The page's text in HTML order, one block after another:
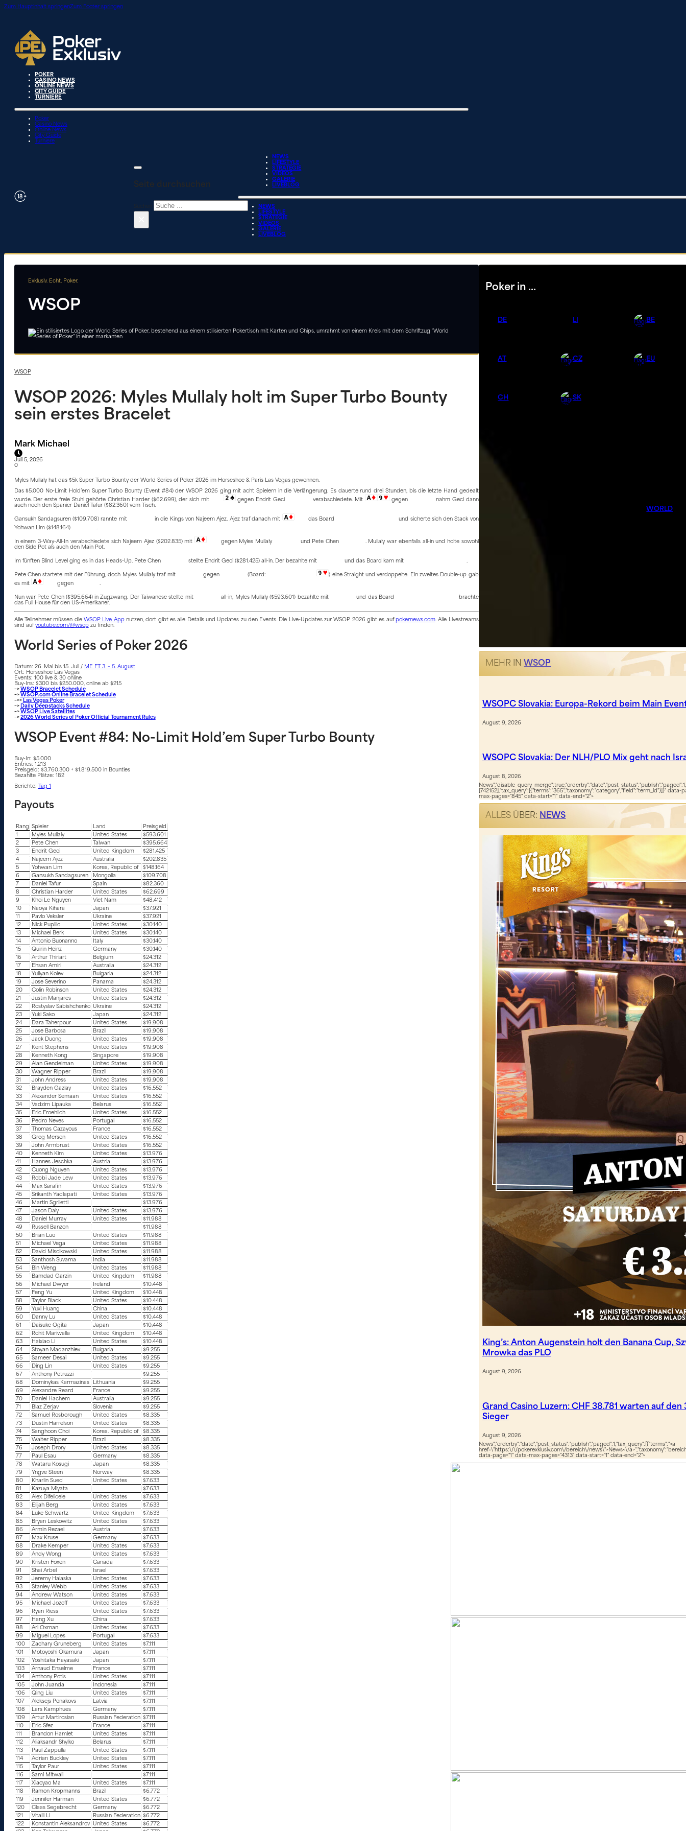
Zum Hauptinhalt springenZum Footer springen
POKER
CASINO NEWS
ONLINE NEWS
CITY GUIDE
TURNIERE
Poker
Casino News
Online News
City Guide
Turniere
Seite durchsuchen
NEWS
LIFESTYLE
STRATEGIE
VIDEOS
GALERIE
LIVEBLOG
NEWS
LIFESTYLE
STRATEGIE
VIDEOS
GALERIE
LIVEBLOG
Exklusiv. Echt. Poker.
WSOP
WSOP
WSOP 2026: Myles Mullaly holt im Super Turbo Bounty
sein erstes Bracelet
Mark Michael
Juli 5, 2026
0
Myles Mullaly hat das $5k Super Turbo Bounty der World Series of Poker 2026 im Horseshoe & Paris Las Vegas gewonnen.
Das $5.000 No-Limit Hold’em Super Turbo Bounty (Event #84) der WSOP 2026 ging mit acht Spielern in die Verlängerung. Es dauerte rund drei Stunden, bis die letzte Hand gedealt
wurde. Der erste freie Stuhl gehörte Christian Harder ($62.699), der sich mit
gegen Endrit Geci verabschiedete. Mit gegen
nahm Geci dann
auch noch den Spanier Daniel Tafur ($82.360) vom Tisch.
Gansukh Sandagsuren ($109.708) rannte mit in die Kings von Najeem Ajez. Ajez traf danach mit das Board
und sicherte sich den Stack von
Yohwan Lim ($148.164)
.
In einem 3-Way-All-In verabschiedete sich Najeem Ajez ($202.835) mit gegen Myles Mullaly und Pete Chen
. Mullaly war ebenfalls all-in und holte sowohl
den Side Pot als auch den Main Pot.
Im fünften Blind Level ging es in das Heads-Up. Pete Chen stellte Endrit Geci ($281.425) all-in. Der bezahlte mit und das Board kam mit .
Pete Chen startete mit der Führung, doch Myles Mullaly traf mit gegen (Board:
) eine Straight und verdoppelte. Ein zweites Double-up gab
es mit
gegen .
Nun war Pete Chen ($395.664) in Zugzwang. Der Taiwanese stellte mit all-in, Myles Mullaly ($593.601) bezahlte mit und das Board
brachte
das Full House für den US-Amerikaner.
Alle Teilnehmer müssen die WSOP Live Appnutzen, dort gibt es alle Details und Updates zu den Events. Die Live-Updates zur WSOP 2026 gibt es aufpokernews.com. Alle Livestreams
sind aufyoutube.com/@wsopzu finden.
World Series of Poker 2026
Datum: 26. Mai bis 15. Juli / ME FT 3. – 5. August
Ort: Horseshoe Las Vegas
Events: 100 live & 30 online
Buy-Ins: $300 bis $250.000, online ab $215
–>WSOP Bracelet Schedule
–>WSOP.com Online Bracelet Schedule
–>> Las Vegas Poker
–> Daily Deepstacks Schedule
–>WSOP Live Satellites
–>2026 World Series of Poker Official Tournament Rules
WSOP Event #84: No-Limit Hold’em Super Turbo Bounty
Buy-In: $5.000
Entries: 1.213
Preisgeld: $3.760.300 + $1.819.500 in Bounties
Bezahlte Plätze: 182
Berichte:
Tag 1
Payouts
Rang Spieler Land
Preisgeld
1
Myles Mullaly United States
$593.601
2
Pete Chen Taiwan
$395.664
3
Endrit Geci United Kingdom
$281.425
4
Najeem Ajez Australia
$202.835
5
Yohwan Lim Korea, Republic of
$148.164
6
Gansukh Sandagsuren Mongolia
$109.708
7
Daniel Tafur Spain
$82.360
8
Christian Harder United States
$62.699
9
Khoi Le Nguyen Viet Nam
$48.412
10
Naoya Kihara Japan
$37.921
11
Pavlo Veksler Ukraine
$37.921
12
Nick Pupillo United States
$30.140
13
Michael Berk United States
$30.140
14
Antonio Buonanno Italy
$30.140
15
Quirin Heinz Germany
$30.140
16
Arthur Thiriart Belgium
$24.312
17
Ehsan Amiri Australia
$24.312
18
Yuliyan Kolev Bulgaria
$24.312
19
Jose Severino Panama
$24.312
20
Colin Robinson United States
$24.312
21
Justin Manjares United States
$24.312
22
Rostyslav Sabishchenko Ukraine
$24.312
23
Yuki Sako Japan
$24.312
24
Dara Taherpour United States
$19.908
25
Jose Barbosa Brazil
$19.908
26
Jack Duong United States
$19.908
27
Kent Stephens United States
$19.908
28
Kenneth Kong Singapore
$19.908
29
Alan Gendelman United States
$19.908
30
Wagner Ripper Brazil
$19.908
31
John Andress United States
$19.908
32
Brayden Gazlay United States
$16.552
33
Alexander Semaan United States
$16.552
34
Vadzim Lipauka Belarus
$16.552
35
Eric Froehlich United States
$16.552
36
Pedro Neves Portugal
$16.552
37
Thomas Cazayous France
$16.552
38
Greg Merson United States
$16.552
39
John Armbrust United States
$16.552
40
Kenneth Kim United States
$13.976
41
Hannes Jeschka Austria
$13.976
42
Cuong Nguyen United States
$13.976
43
Robbi Jade Lew United States
$13.976
44
Max Sarafin United States
$13.976
45
Srikanth Yadlapati United States
$13.976
46
Martin Sgriletti
$13.976
47
Jason Daly United States
$13.976
48
Daniel Murray United States
$11.988
49
Russell Banzon
$11.988
50
Brian Luo United States
$11.988
51
Michael Vega United States
$11.988
52
David Miscikowski United States
$11.988
53
Santhosh Suvarna India
$11.988
54
Bin Weng United States
$11.988
55
Bamdad Garzin United Kingdom
$11.988
56
Michael Dwyer Ireland
$10.448
57
Feng Yu United Kingdom
$10.448
58
Taylor Black United States
$10.448
59
Yuxi Huang China
$10.448
60
Danny Lu United States
$10.448
61
Daisuke Ogita Japan
$10.448
62
Rohit Mariwalla United Kingdom
$10.448
63
Haixiao Li United States
$10.448
64
Stoyan Madanzhiev Bulgaria
$9.255
65
Sameer Desai United States
$9.255
66
Ding Lin United States
$9.255
67
Anthony Petruzzi
$9.255
68
Dominykas Karmazinas Lithuania
$9.255
69
Alexandre Reard France
$9.255
70
Daniel Hachem Australia
$9.255
71
Blaz Zerjav Slovenia
$9.255
72
Samuel Rosborough United States
$8.335
73
Dustin Harrelson United States
$8.335
74
Sanghoon Choi Korea. Republic of
$8.335
75
Walter Ripper Brazil
$8.335
76
Joseph Drory United States
$8.335
77
Paul Esau Germany
$8.335
78
Wataru Kosugi Japan
$8.335
79
Yngve Steen Norway
$8.335
80
Kharlin Sued United States
$7.633
81
Kazuya Miyata
$7.633
82
Alex Difelicele United States
$7.633
83
Elijah Berg United States
$7.633
84
Luke Schwartz United Kingdom
$7.633
85
Bryan Leskowitz United States
$7.633
86
Armin Rezaei Austria
$7.633
87
Max Kruse Germany
$7.633
88
Drake Kemper United States
$7.633
89
Andy Wong United States
$7.633
90
Kristen Foxen Canada
$7.633
91
Shai Arbel Israel
$7.633
92
Jeremy Halaska United States
$7.633
93
Stanley Webb United States
$7.633
94
Andrew Watson United States
$7.633
95
Michael Jozoff United States
$7.633
96
Ryan Riess United States
$7.633
97
Hang Xu China
$7.633
98
Ari Oxman United States
$7.633
99
Miguel Lopes Portugal
$7.633
100
Zachary Gruneberg United States
$7.111
101
Motoyoshi Okamura Japan
$7.111
102
Yoshitaka Hayasaki Japan
$7.111
103
Arnaud Enselme France
$7.111
104
Anthony Potis United States
$7.111
105
John Juanda Indonesia
$7.111
106
Qing Liu United States
$7.111
107
Aleksejs Ponakovs Latvia
$7.111
108
Lars Kamphues Germany
$7.111
109
Artur Martirosian Russian Federation $7.111
110
Eric Sfez France
$7.111
111
Brandon Hamlet United States
$7.111
112
Aliaksandr Shylko Belarus
$7.111
113
Paul Zappulla United States
$7.111
114
Adrian Buckley United States
$7.111
115
Taylor Paur United States
$7.111
116
Sami Mitwali
$7.111
117
Xiaoyao Ma United States
$7.111
118
Ramon Kropmanns Brazil
$6.772
119
Jennifer Harman United States
$6.772
120
Claas Segebrecht Germany
$6.772
121
Vitalii Li Russian Federation $6.772
122
Konstantin Aleksandrov United States
$6.772
Poker in …
DE
AT
CH
LI
CZ
SK
BE
EU
WORLD
MEHR IN WSOP
WSOPC Slovakia: Europa-Rekord beim Main
August 9, 2026
WSOPC Slovakia: Der NLH/PLO Mix geht nach
August 8, 2026
[742152],"tax_query":[{"terms":"365","taxonomy":"category","field":"term_id"}]}" data-
max-pages="845" data-start="1" data-end="2">
ALLES ÜBER: NEWS
King’s: Anton Augenstein holt den Banana Cup,
Mrowka das PLO
August 9, 2026
Grand Casino Luzern: CHF 38.781 warten auf den
Sieger
August 9, 2026
News","orderby":"date","post_status":"publish","paged":1,"tax_query":[{"terms":"<a
href=\"https:\/\/pokerexklusiv.com\/bereich\/news\">News<\/
data-page="1" data-max-pages="4313" data-start="1" data-end="2">